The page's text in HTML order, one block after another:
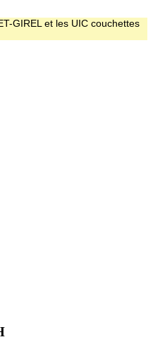
GIREL et les UIC couchettes